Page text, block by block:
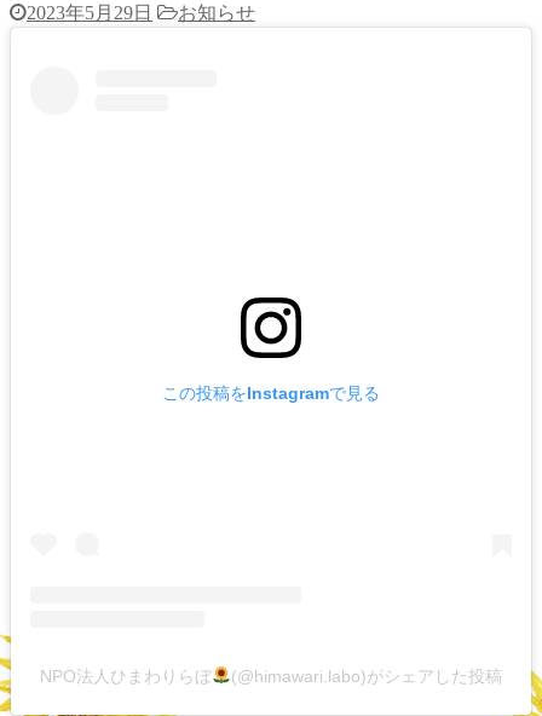
2023年5月29日 お知らせ
この投稿をInstagramで見る
NPO法人ひまわりらぼ (@himawari.labo)がシェアした投稿